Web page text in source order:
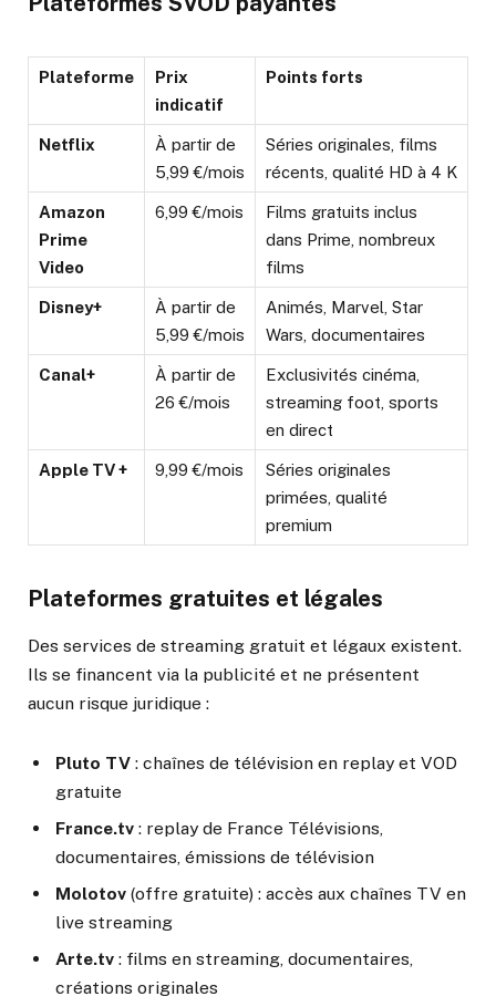
Plateforme
Prix
indicatif
Points forts
Netflix
À partir de
5,99 €/mois
Séries originales, films
récents, qualité HD à 4 K
Amazon
Prime
Video
6,99 €/mois
Films gratuits inclus
dans Prime, nombreux
films
Disney+
À partir de
5,99 €/mois
Animés, Marvel, Star
Wars, documentaires
Canal+
À partir de
26 €/mois
Exclusivités cinéma,
streaming foot, sports
en direct
Apple TV + 9,99 €/mois
Séries originales
primées, qualité
premium
Plateformes gratuites et légales
Des services de streaming gratuit et légaux existent.
Ils se financent via la publicité et ne présentent
aucun risque juridique :
Pluto TV : chaînes de télévision en replay et VOD
gratuite
France.tv : replay de France Télévisions,
documentaires, émissions de télévision
Molotov (offre gratuite) : accès aux chaînes TV en
live streaming
Arte.tv : films en streaming, documentaires,
créations originales